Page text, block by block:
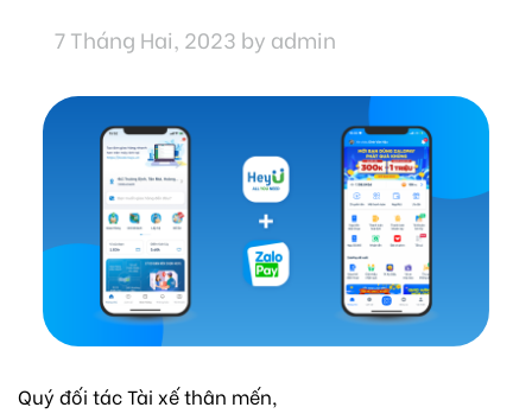
7 Tháng Hai, 2023 by admin
Quý đối tác Tài xế thân mến,